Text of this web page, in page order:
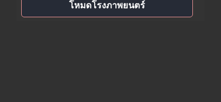
โหมดโรงภาพยนตร์